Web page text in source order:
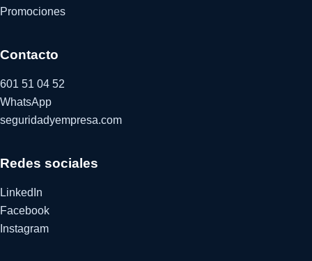
Promociones
Contacto
601 51 04 52
WhatsApp
seguridadyempresa.com
Redes sociales
LinkedIn
Facebook
Instagram